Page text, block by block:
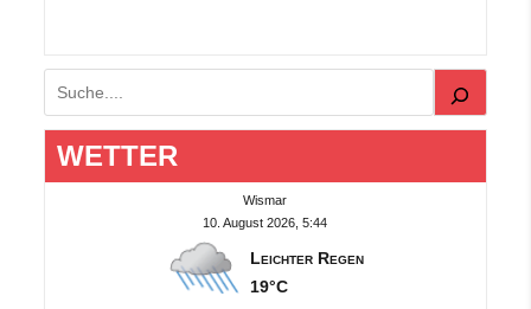
Suchen
WETTER
Wismar
10. August 2026, 5:44
Leichter Regen
19°C